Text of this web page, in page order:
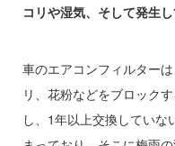
コリや湿気、そして発生
車のエアコンフィルター
リ、花粉などをブロック
し、1年以上交換してい